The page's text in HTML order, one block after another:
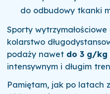
do odbudowy tkanki
Sporty
kolarstwo
podaży nawet do 3 g/kg
intensywnym i długim
Pamiętam, jak po latach